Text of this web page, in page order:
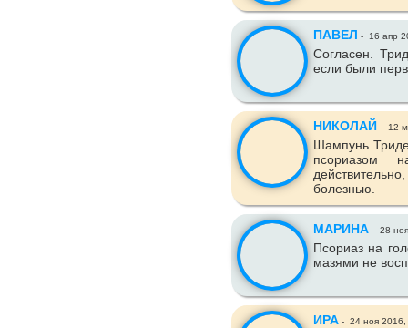
ПАВЕЛ - 16 апр
Согласен.
если были
НИКОЛАЙ - 12
Шампунь
псориазом
болезнью.
МАРИНА - 28
Псориаз на
мазями не
ИРА - 24 ноя 2016,